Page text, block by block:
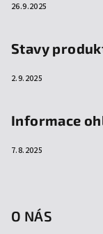
26.9.2025
Stavy
2.9.2025
Informace
7.8.2025
O NÁS